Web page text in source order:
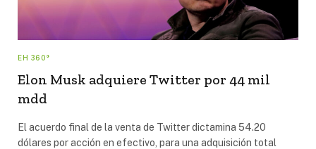
EH 360°
Elon Musk adquiere Twitter por 44 mil
mdd
El acuerdo final de la venta de Twitter dictamina 54.20
dólares por acción en efectivo, para una adquisición total